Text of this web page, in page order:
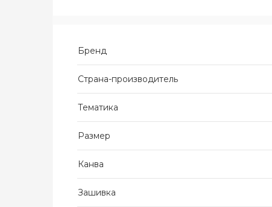
Бренд
Страна-производитель
Тематика
Размер
Канва
Зашивка